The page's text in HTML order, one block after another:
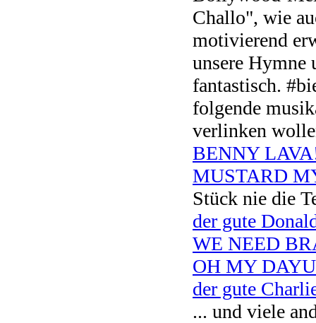
Challo", wie
motivierend
unsere Hymne
fantastisch.
folgende
verlinken
BENNY
MUSTARD
Stück nie die
der gute
WE NEED
OH MY
der gute
... und viele